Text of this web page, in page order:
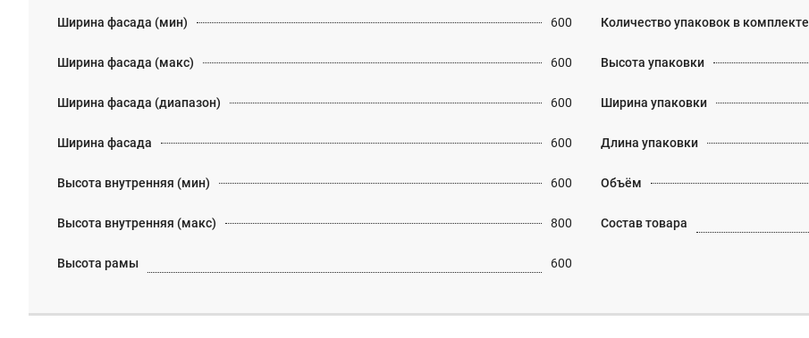
Ширина фасада (мин) 600
Ширина фасада (макс) 600
Ширина фасада (диапазон) 600
Ширина фасада 600
Высота внутренняя (мин) 600
Высота внутренняя (макс) 800
Высота рамы 600
Количество упаковок в комплекте
Высота упаковки
Ширина упаковки
Длина упаковки
Объём
Состав товара